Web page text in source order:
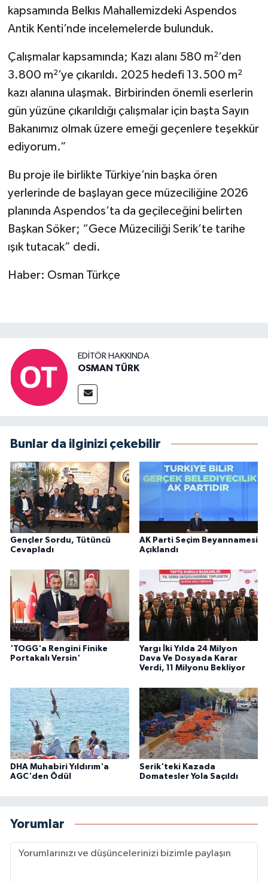
kapsamında Belkıs Mahallemizdeki Aspendos
Antik Kenti’nde incelemelerde bulunduk.
Çalışmalar kapsamında; Kazı alanı 580 m²’den
3.800 m²’ye çıkarıldı. 2025 hedefi 13.500 m²
kazı alanına ulaşmak. Birbirinden önemli eserlerin
gün yüzüne çıkarıldığı çalışmalar için başta Sayın
Bakanımız olmak üzere emeği geçenlere teşekkür
ediyorum.”
Bu proje ile birlikte Türkiye’nin başka ören
yerlerinde de başlayan gece müzeciliğine 2026
planında Aspendos’ta da geçileceğini belirten
Başkan Söker; “Gece Müzeciliği Serik’te tarihe
ışık tutacak” dedi.
Haber: Osman Türkçe
EDITÖR HAKKINDA
OSMAN TÜRK
Bunlar da ilginizi çekebilir
Gençler Sordu, Tütüncü
Cevapladı
AK Parti Seçim Beyannamesi
Açıklandı
'TOGG'a Rengini Finike
Portakalı Versin'
Yargı İki Yılda 24 Milyon
Dava Ve Dosyada Karar
Verdi, 11 Milyonu Bekliyor
DHA Muhabiri Yıldırım'a
AGC'den Ödül
Serik'teki Kazada
Domatesler Yola Saçıldı
Yorumlar